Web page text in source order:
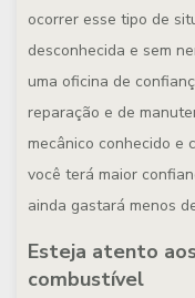
ocorrer esse tipo de
desconhecida e sem
uma oficina de
reparação e de
mecânico conhecido e
você terá maior
ainda gastará menos
Esteja atento
combustível